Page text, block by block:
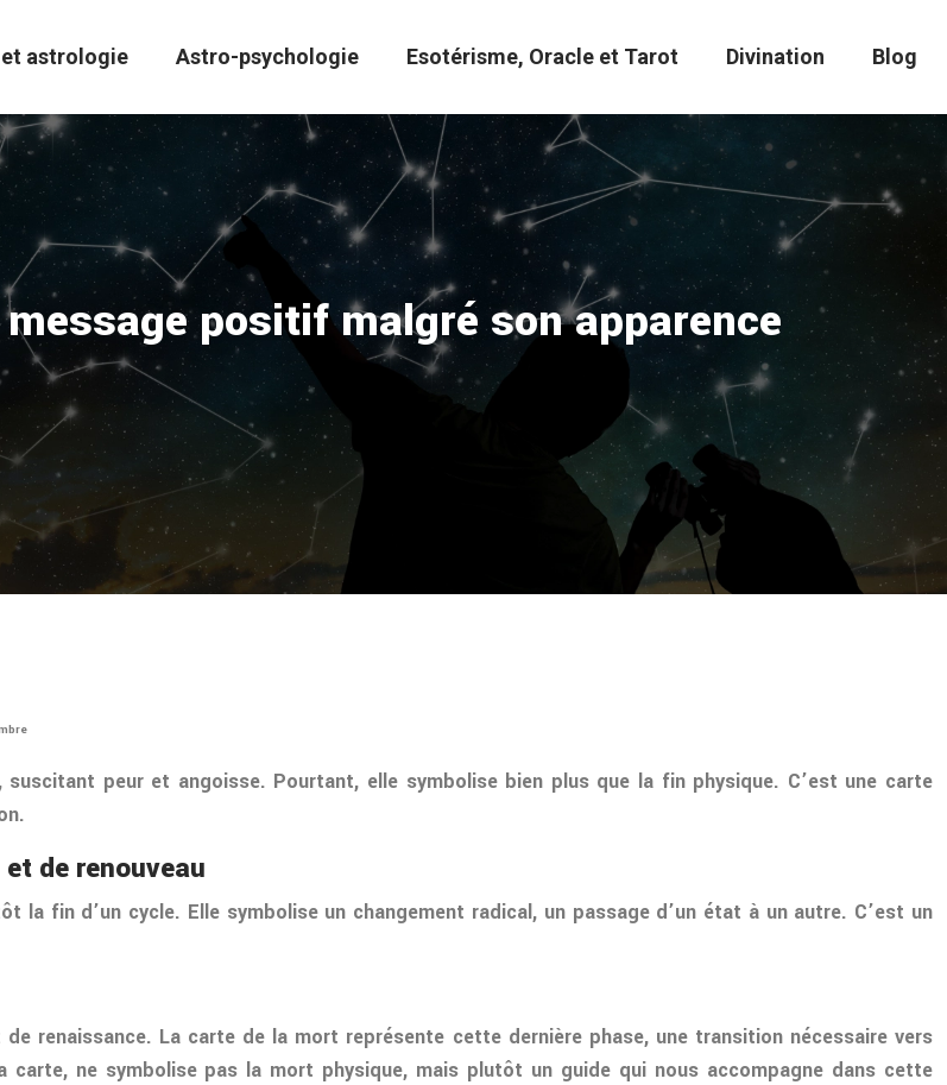
astrologie Astro-psychologie Esotérisme, Oracle et Tarot Divination Blog
positif malgré son apparence
peur et angoisse. Pourtant, elle symbolise bien plus que la fin physique. C’est une carte
de renouveau
fin d’un cycle. Elle symbolise un changement radical, un passage d’un état à un autre. C’est un
renaissance. La carte de la mort représente cette dernière phase, une transition nécessaire vers
carte, ne symbolise pas la mort physique, mais plutôt un guide qui nous accompagne dans cette